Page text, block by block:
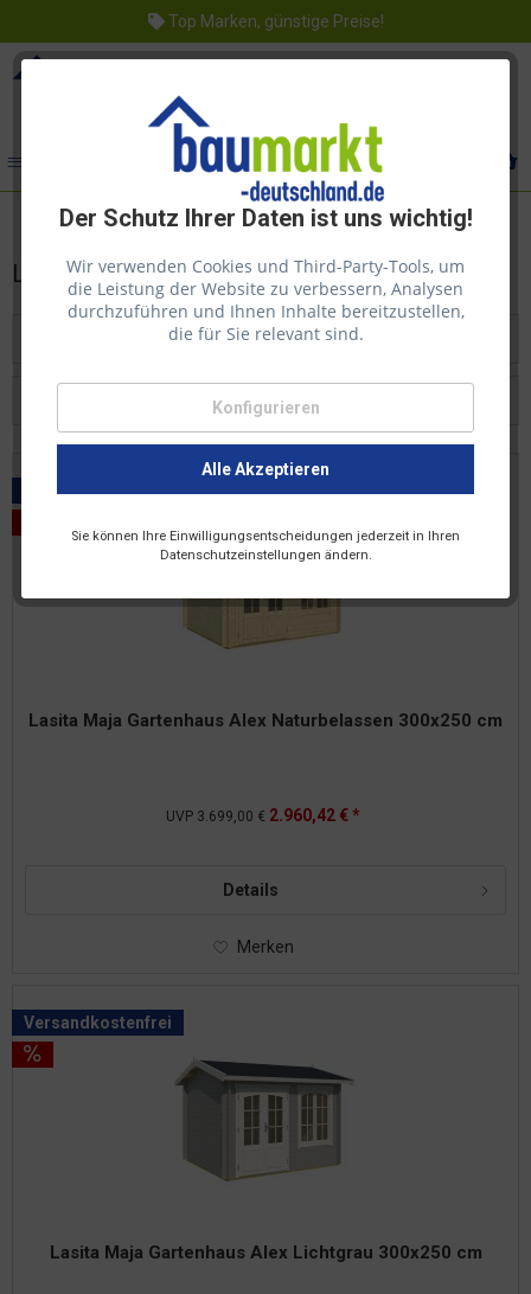
Top Marken, günstige Preise!
Der Schutz Ihrer Daten ist uns wichtig!
Wir verwenden Cookies und Third-Party-Tools, um
die Leistung der Website zu verbessern, Analysen
durchzuführen und Ihnen Inhalte bereitzustellen,
die für Sie relevant sind.
Konfigurieren
Alle Akzeptieren
Sie können Ihre Einwilligungsentscheidungen jederzeit in Ihren
Datenschutzeinstellungen ändern.
Lasita Maja
Beliebtheit
Versandkostenfrei
Lasita Maja Gartenhaus Alex Naturbelassen 300x250 cm
UVP 3.699,00 € 2.960,42 € *
Details
Merken
Versandkostenfrei
Lasita Maja Gartenhaus Alex Lichtgrau 300x250 cm